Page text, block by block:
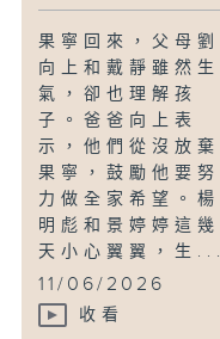
果寧回來，父母劉
向上和戴靜雖然生
氣，卻也理解孩
子。爸爸向上表
示，他們從沒放棄
果寧，鼓勵他要努
力做全家希望。楊
明彪和景婷婷這幾
天小心翼翼，生...
11/06/2026
收看